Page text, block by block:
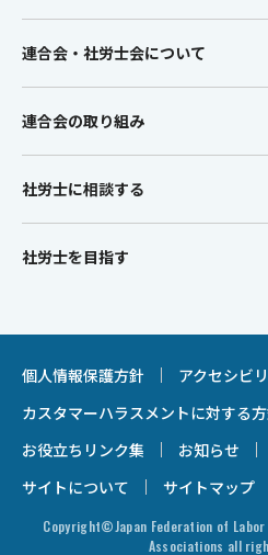
連合会・社労士会について
連合会の取り組み
社労士に相談する
社労士を目指す
個人情報保護方針
アクセシビ
カスタマーハラスメントに対する
お役立ちリンク集
お知らせ
サイトについて
サイトマップ
Copyright©Japan Federation of
Associations all